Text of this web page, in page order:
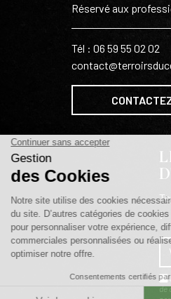
Réservé aux
Tél : 06 59 55 02 02
!
de